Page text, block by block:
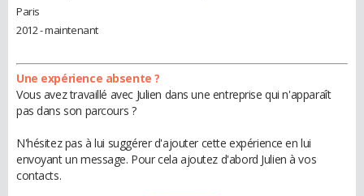
Paris
2012 - maintenant
Une expérience absente ?
Vous avez travaillé avec Julien dans une entreprise qui n'apparaît
pas dans son parcours ?
N'hésitez pas à lui suggérer d'ajouter cette expérience en lui
envoyant un message. Pour cela ajoutez d'abord Julien à vos
contacts.